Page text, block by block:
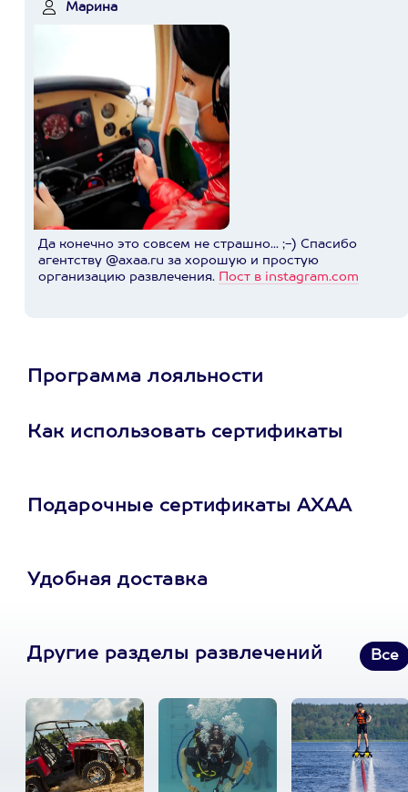
Марина
Да конечно это совсем не страшно... ;-) Спасибо
агентству @axaa.ru за хорошую и простую
организацию развлечения. Пост в instagram.com
Программа лояльности
Как использовать сертификаты
Подарочные сертификаты АХАА
Удобная доставка
Другие разделы развлечений Все